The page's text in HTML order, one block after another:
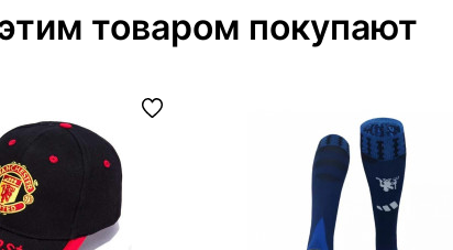
товаром покупают